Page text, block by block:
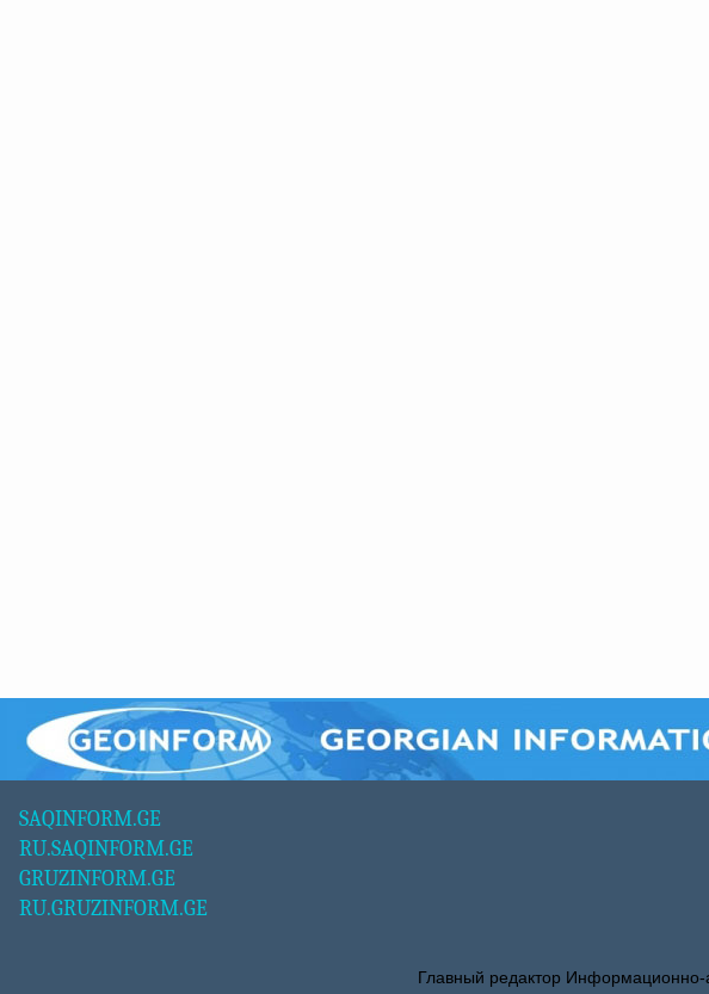
SAQINFORM.GE
RU.SAQINFORM.GE
GRUZINFORM.GE
RU.GRUZINFORM.GE
Главный редактор Информационно-